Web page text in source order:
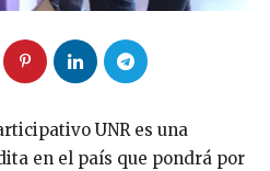
UNR es una
en el país que pondrá por